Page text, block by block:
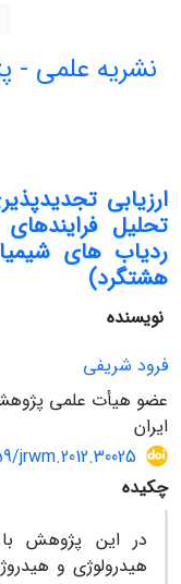
نشریه علمی -
ارزیابی
تحلیل
ردیاب های
هشتگرد)
نویسنده
فرود شریفی
عضو هیأت علمی
ایران
jrwm.2012.30025
چکیده
در این پژوهش با
هیدرولوژی و